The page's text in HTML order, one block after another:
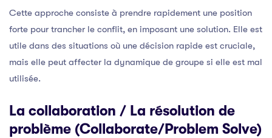
Cette approche consiste à prendre rapidement une position
forte pour trancher le conflit, en imposant une solution. Elle est
utile dans des situations où une décision rapide est cruciale,
mais elle peut affecter la dynamique de groupe si elle est mal
utilisée.
La collaboration / La résolution de
problème (Collaborate/Problem Solve)